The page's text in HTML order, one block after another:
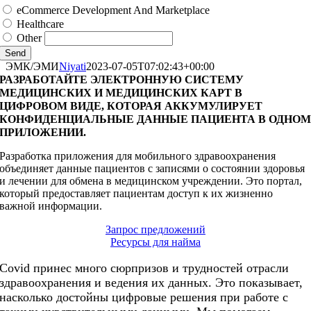
eCommerce Development And Marketplace
Healthcare
Other
Send
ЭМК/ЭМИNiyati2023-07-05T07:02:43+00:00
РАЗРАБОТАЙТЕ ЭЛЕКТРОННУЮ СИСТЕМУ
МЕДИЦИНСКИХ И МЕДИЦИНСКИХ КАРТ В
ЦИФРОВОМ ВИДЕ, КОТОРАЯ АККУМУЛИРУЕТ
КОНФИДЕНЦИАЛЬНЫЕ ДАННЫЕ ПАЦИЕНТА В ОДНОМ
ПРИЛОЖЕНИИ.
Разработка приложения для мобильного здравоохранения
объединяет данные пациентов с записями о состоянии здоровья
и лечении для обмена в медицинском учреждении. Это портал,
который предоставляет пациентам доступ к их жизненно
важной информации.
Запрос предложений
Ресурсы для найма
Covid принес много сюрпризов и трудностей отрасли
здравоохранения и ведения их данных. Это показывает,
насколько достойны цифровые решения при работе с